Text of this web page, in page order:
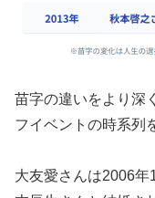
苗字の違いをより深
フイベントの時系列
大友愛さんは2006